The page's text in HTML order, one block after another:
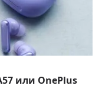
или OnePlus